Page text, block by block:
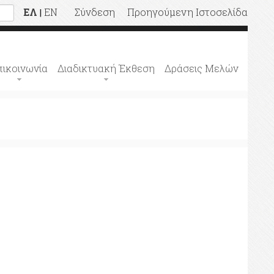
ΕΛ | EN Σύνδεση Προηγούμενη Ιστοσελίδα
Διαδικτυακή Έκθεση Δράσεις Μελών